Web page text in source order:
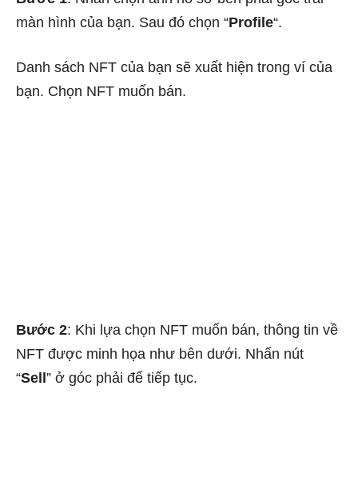
màn hình của bạn. Sau đó chọn “Profile“.
Danh sách NFT của bạn sẽ xuất hiện trong ví của
bạn. Chọn NFT muốn bán.
Bước 2: Khi lựa chọn NFT muốn bán, thông tin về
NFT được minh họa như bên dưới. Nhấn nút
“Sell ” ở góc phải để tiếp tục.